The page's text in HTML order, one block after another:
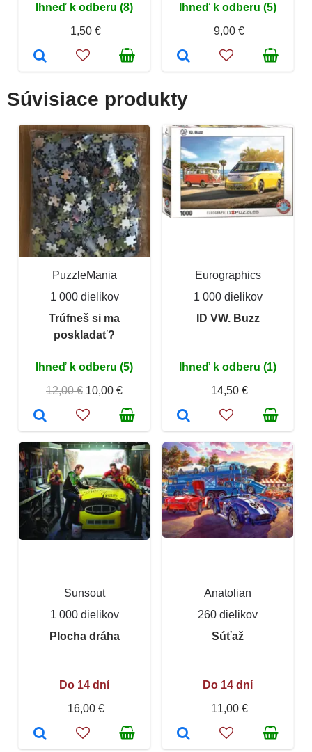
Ihneď k odberu (8)
1,50 €
Ihneď k odberu (5)
9,00 €
Súvisiace produkty
PuzzleMania
1 000 dielikov
Trúfneš si ma
poskladať?
Ihneď k odberu (5)
12,00 € 10,00 €
Eurographics
1 000 dielikov
ID VW. Buzz
Ihneď k odberu (1)
14,50 €
Sunsout
1 000 dielikov
Plocha dráha
Do 14 dní
16,00 €
Anatolian
260 dielikov
Súťaž
Do 14 dní
11,00 €